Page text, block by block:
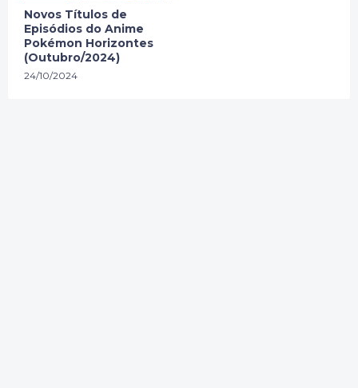
Novos Títulos de
Episódios do Anime
Pokémon Horizontes
(Outubro/2024)
24/10/2024